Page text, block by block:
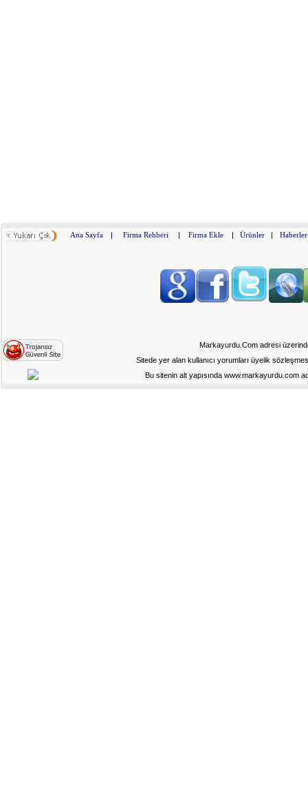
Ana Sayfa | Firma Rehberi | Firma Ekle | Ürünler | Haberler
Markayurdu.Com adresi
Sitede yer alan kullanıcı yorumları üyelik
Bu sitenin alt yapısında www.markayurdu.com